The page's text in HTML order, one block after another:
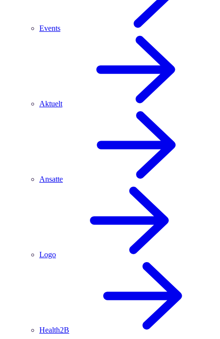
Events
Aktuelt
Ansatte
Logo
Health2B